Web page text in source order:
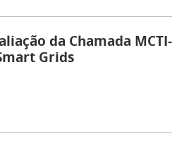
da Chamada MCTI-
Grids